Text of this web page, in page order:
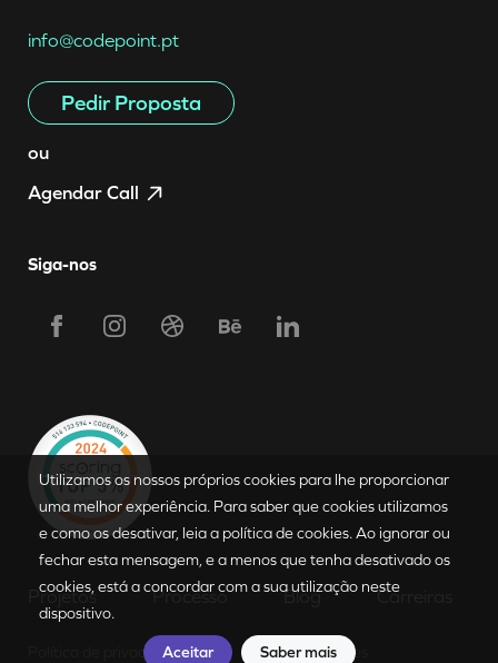
Requerer Proposta
PT EN
info@codepoint.pt
Pedir Proposta
ou
Agendar Call
Siga-nos
Projetos Processo Blog Carreiras
Política de privacidade Política de cookies
Utilizamos os nossos próprios cookies para lhe proporcionar
uma melhor experiência. Para saber que cookies utilizamos
e como os desativar, leia a política de cookies. Ao ignorar ou
fechar esta mensagem, e a menos que tenha desativado os
cookies, está a concordar com a sua utilização neste
dispositivo.
Aceitar Saber mais